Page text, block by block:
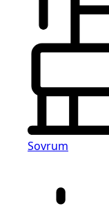
Sovrum